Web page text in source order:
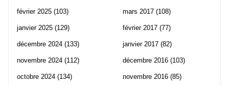
février 2025 (103)
janvier 2025 (129)
décembre 2024 (133)
novembre 2024 (112)
octobre 2024 (134)
mars 2017 (108)
février 2017 (77)
janvier 2017 (82)
décembre 2016 (103)
novembre 2016 (85)